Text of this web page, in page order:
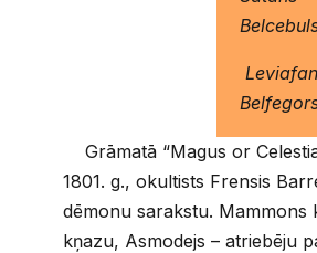
Grāmatā “Magus or
1801. g., okultists Frensis
dēmonu sarakstu. Mammons
kņazu, Asmodejs – atriebēju